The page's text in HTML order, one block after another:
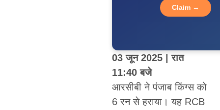
Claim →
03 जून 2025 | रात
11:40 बजे
आरसीबी ने पंजाब किंग्स को
6 रन से हराया। यह RCB